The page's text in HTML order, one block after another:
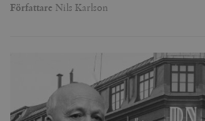
Författare Nils Karlson